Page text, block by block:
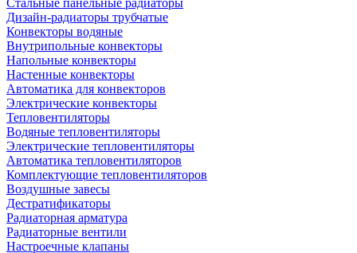
Стальные панельные радиаторы
Дизайн-радиаторы трубчатые
Конвекторы водяные
Внутрипольные конвекторы
Напольные конвекторы
Настенные конвекторы
Автоматика для конвекторов
Электрические конвекторы
Тепловентиляторы
Водяные тепловентиляторы
Электрические тепловентиляторы
Автоматика тепловентиляторов
Комплектующие тепловентиляторов
Воздушные завесы
Дестратификаторы
Радиаторная арматура
Радиаторные вентили
Настроечные клапаны